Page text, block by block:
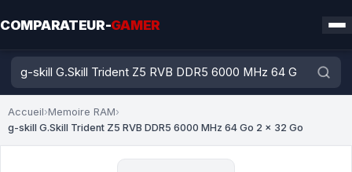
COMPARATEUR-GAMER
Accueil›Memoire RAM›
g-skill G.Skill Trident Z5 RVB DDR5 6000 MHz 64 Go 2 x 32 Go